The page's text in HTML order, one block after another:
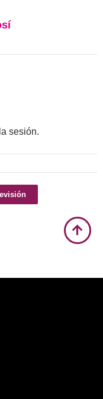
sesión.